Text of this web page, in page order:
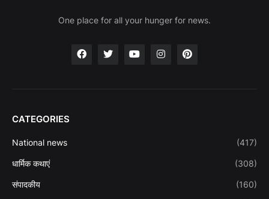
One place for all your hunger for news.
CATEGORIES
National news (417)
धार्मिक कथाएं (308)
संपादकीय (160)